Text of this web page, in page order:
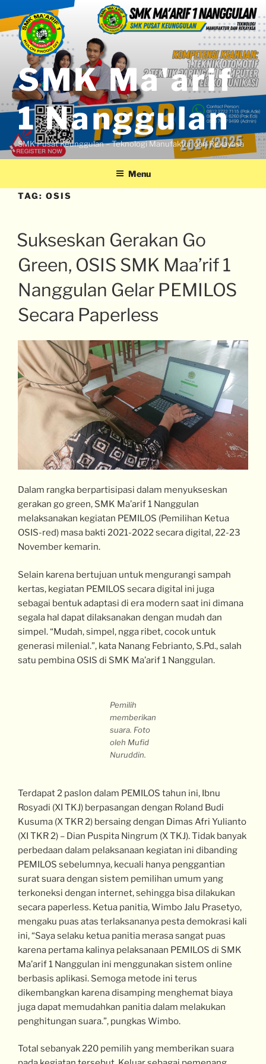
SMK Ma'arif
1 Nanggulan
SMK Pusat Keunggulan – Teknologi Manufaktur dan Rekayasa
Menu
TAG: OSIS
Sukseskan Gerakan Go
Green, OSIS SMK Maa’rif 1
Nanggulan Gelar PEMILOS
Secara Paperless
Dalam rangka berpartisipasi dalam menyukseskan
gerakan go green, SMK Ma’arif 1 Nanggulan
melaksanakan kegiatan PEMILOS (Pemilihan Ketua
OSIS-red) masa bakti 2021-2022 secara digital, 22-23
November kemarin.
Selain karena bertujuan untuk mengurangi sampah
kertas, kegiatan PEMILOS secara digital ini juga
sebagai bentuk adaptasi di era modern saat ini dimana
segala hal dapat dilaksanakan dengan mudah dan
simpel. “Mudah, simpel, ngga ribet, cocok untuk
generasi milenial.”, kata Nanang Febrianto, S.Pd., salah
satu pembina OSIS di SMK Ma’arif 1 Nanggulan.
Pemilih
memberikan
suara. Foto
oleh Mufid
Nuruddin.
Terdapat 2 paslon dalam PEMILOS tahun ini, Ibnu
Rosyadi (XI TKJ) berpasangan dengan Roland Budi
Kusuma (X TKR 2) bersaing dengan Dimas Afri Yulianto
(XI TKR 2) – Dian Puspita Ningrum (X TKJ). Tidak banyak
perbedaan dalam pelaksanaan kegiatan ini dibanding
PEMILOS sebelumnya, kecuali hanya penggantian
surat suara dengan sistem pemilihan umum yang
terkoneksi dengan internet, sehingga bisa dilakukan
secara paperless. Ketua panitia, Wimbo Jalu Prasetyo,
mengaku puas atas terlaksananya pesta demokrasi kali
ini, “Saya selaku ketua panitia merasa sangat puas
karena pertama kalinya pelaksanaan PEMILOS di SMK
Ma’arif 1 Nanggulan ini menggunakan sistem online
berbasis aplikasi. Semoga metode ini terus
dikembangkan karena disamping menghemat biaya
juga dapat memudahkan panitia dalam melakukan
penghitungan suara.”, pungkas Wimbo.
Total sebanyak 220 pemilih yang memberikan suara